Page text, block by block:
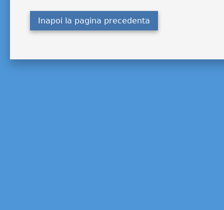
Inapoi la pagina precedenta